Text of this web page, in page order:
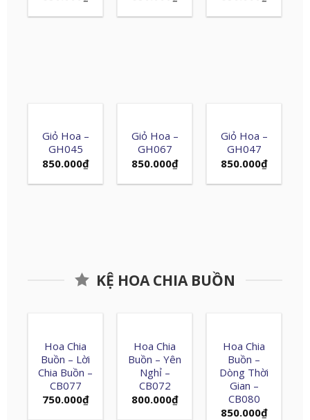
Giỏ Hoa –
GH045
850.000₫
Giỏ Hoa –
GH067
850.000₫
Giỏ Hoa –
GH047
850.000₫
KỆ HOA CHIA BUỒN
Hoa Chia
Buồn – Lời
Chia Buồn –
CB077
750.000₫
Hoa Chia
Buồn – Yên
Nghỉ –
CB072
800.000₫
Hoa Chia
Buồn –
Dòng Thời
Gian –
CB080
850.000₫